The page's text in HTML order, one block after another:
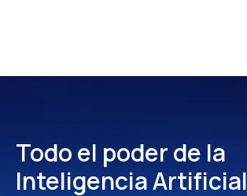
Todo el poder de la
Inteligencia Artificial